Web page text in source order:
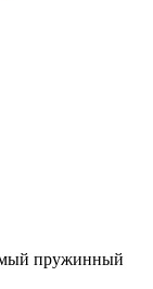
пружинный